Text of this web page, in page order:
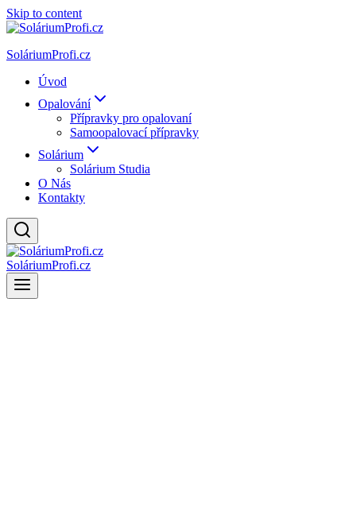
Skip to content
SoláriumProfi.cz
Úvod
Opalování
Přípravky pro opalovaní
Samoopalovací přípravky
Solárium
Solárium Studia
O Nás
Kontakty
SoláriumProfi.cz